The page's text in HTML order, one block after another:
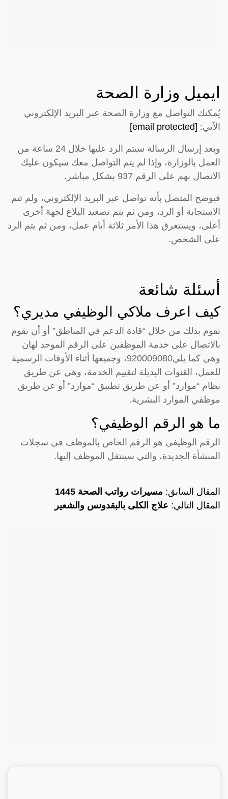
ايميل وزارة الصحة
يُمكنك التواصل مع وزارة الصحة عبر البريد الإلكتروني
الآتي: [email protected]
وبعد إرسال الرسالة سيتم الرد عليها خلال 24 ساعة من
العمل بالوزارة، وإذا لم يتم التواصل معك سيكون عليك
الاتصال بهم على الرقم 937 بشكل مباشر.
فيوضح المتصل بأنه تواصل عبر البريد الإلكتروني، ولم تتم
الاستجابة أو الرد، ومن ثم يتم تصعيد البلاغ لجهة أخرى
أعلى، ويستغرق هذا الأمر ثلاثة أيام عمل، ومن ثم يتم الرد
على الشخص.
أسئلة شائعة
كيف اعرف ملاكي الوظيفي مديري؟
تقوم بذلك من خلال “قادة الدعم في المناطق” أو أن تقوم
بالاتصال على خدمة الموظفين على الرقم الموحد لهان
وهي كما يلي920009080، وجميعها أثناء الأوقات الرسمية
للعمل، القنوات البديلة لتقييم الخدمة، وهي عن طريق
نظام “موارد” أو عن طريق تطبيق “موارد” أو عن طريق
موظفي الموارد البشرية.
ما هو الرقم الوظيفي؟
الرقم الوظيفي هو الرقم الخاص بالموظف في سجلات
المنشأة الجديدة، والتي سينتقل الموظف إليها.
المقال السابق: مسيرات رواتب الصحة 1445
المقال التالي: علاج الكلى بالبقدونس والشعير